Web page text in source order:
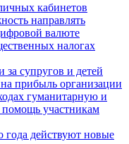
кабинетов
направлять
валюте
налогах
за супругов и детей
прибыль организации
гуманитарную и
помощь участникам
года действуют новые